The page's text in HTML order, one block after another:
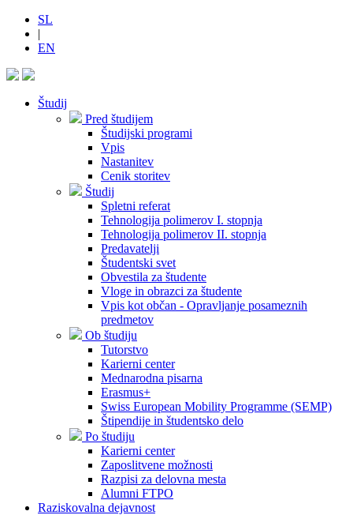
SL
|
EN
Študij
Pred študijem
Študijski programi
Vpis
Nastanitev
Cenik storitev
Študij
Spletni referat
Tehnologija polimerov I. stopnja
Tehnologija polimerov II. stopnja
Predavatelji
Študentski svet
Obvestila za študente
Vloge in obrazci za študente
Vpis kot občan - Opravljanje posameznih
predmetov
Ob študiju
Tutorstvo
Karierni center
Mednarodna pisarna
Erasmus+
Swiss European Mobility Programme (SEMP)
Štipendije in študentsko delo
Po študiju
Karierni center
Zaposlitvene možnosti
Razpisi za delovna mesta
Alumni FTPO
Raziskovalna dejavnost